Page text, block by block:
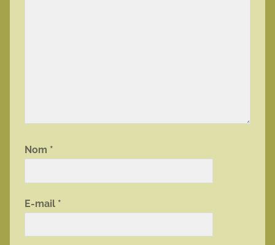
Nom *
E-mail *